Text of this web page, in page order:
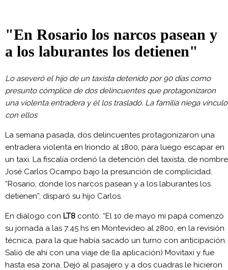
"En Rosario los narcos pasean y
a los laburantes los detienen"
Lo aseveró el hijo de un taxista detenido por 90 días como
presunto cómplice de dos delincuentes que protagonizaron
una violenta entradera y él los trasladó. La familia niega vínculo
con ellos
La semana pasada, dos delincuentes protagonizaron una
entradera violenta en Iriondo al 1800, para luego escapar en
un taxi. La fiscalía ordenó la detención del taxista, de nombre
José Carlos Ocampo bajo la presunción de complicidad.
“Rosario, donde los narcos pasean y a los laburantes los
detienen”, disparó su hijo Carlos.
En diálogo con LT8 contó: “El 10 de mayo mi papá comenzó
su jornada a las 7:45 hs en Montevideo al 2800, en la revisión
técnica, para la que había sacado un turno con anticipación.
Salió de ahí con una viaje de (la aplicación) Movitaxi y fue
hasta esa zona. Dejó al pasajero y a dos cuadras le hicieron